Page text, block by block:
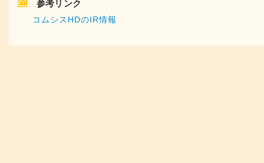
参考リンク
コムシスHDのIR情報